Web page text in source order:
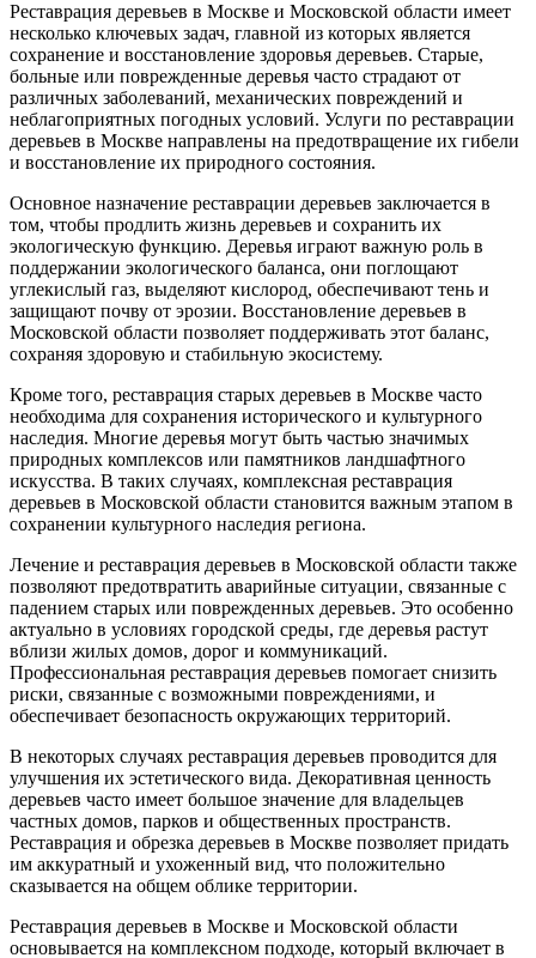
Реставрация деревьев в Москве и Московской области имеет
несколько ключевых задач, главной из которых является
сохранение и восстановление здоровья деревьев. Старые,
больные или поврежденные деревья часто страдают от
различных заболеваний, механических повреждений и
неблагоприятных погодных условий. Услуги по реставрации
деревьев в Москве направлены на предотвращение их гибели
и восстановление их природного состояния.
Основное назначение реставрации деревьев заключается в
том, чтобы продлить жизнь деревьев и сохранить их
экологическую функцию. Деревья играют важную роль в
поддержании экологического баланса, они поглощают
углекислый газ, выделяют кислород, обеспечивают тень и
защищают почву от эрозии. Восстановление деревьев в
Московской области позволяет поддерживать этот баланс,
сохраняя здоровую и стабильную экосистему.
Кроме того, реставрация старых деревьев в Москве часто
необходима для сохранения исторического и культурного
наследия. Многие деревья могут быть частью значимых
природных комплексов или памятников ландшафтного
искусства. В таких случаях, комплексная реставрация
деревьев в Московской области становится важным этапом в
сохранении культурного наследия региона.
Лечение и реставрация деревьев в Московской области также
позволяют предотвратить аварийные ситуации, связанные с
падением старых или поврежденных деревьев. Это особенно
актуально в условиях городской среды, где деревья растут
вблизи жилых домов, дорог и коммуникаций.
Профессиональная реставрация деревьев помогает снизить
риски, связанные с возможными повреждениями, и
обеспечивает безопасность окружающих территорий.
В некоторых случаях реставрация деревьев проводится для
улучшения их эстетического вида. Декоративная ценность
деревьев часто имеет большое значение для владельцев
частных домов, парков и общественных пространств.
Реставрация и обрезка деревьев в Москве позволяет придать
им аккуратный и ухоженный вид, что положительно
сказывается на общем облике территории.
Реставрация деревьев в Москве и Московской области
основывается на комплексном подходе, который включает в